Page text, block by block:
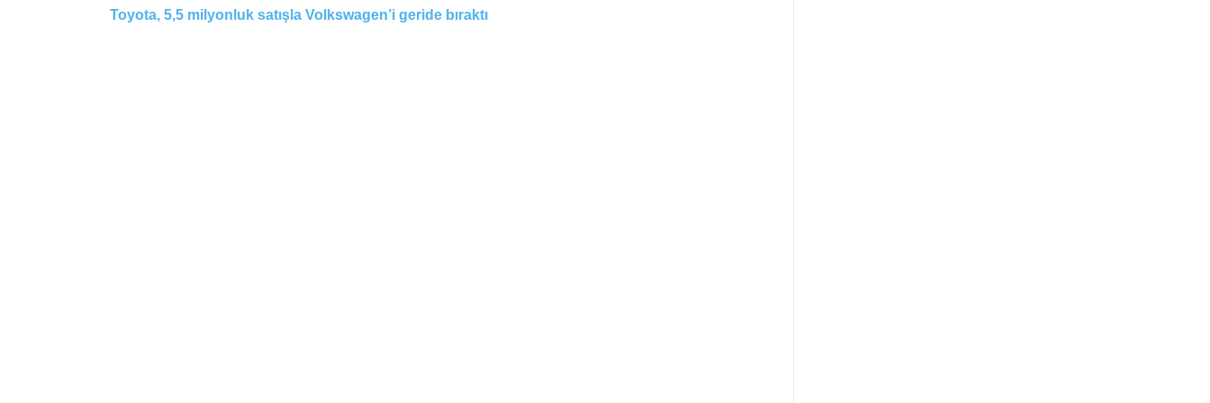
Toyota, 5,5 milyonluk satışla Volkswagen’i geride bıraktı